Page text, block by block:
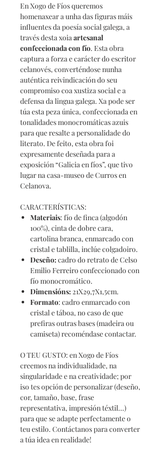
En Xogo de Fíos queremos
homenaxear a unha das figuras máis
influentes da poesía social galega, a
través desta xoiaartesanal
confeccionada con fío. Esta obra
captura a forza e carácter do escritor
celanovés, converténdose nunha
auténtica reivindicación do seu
compromiso coa xustiza social e a
defensa da lingua galega. Xa pode ser
túa esta peza única, confeccionada en
tonalidades monocromáticas azuis
para que resalte a personalidade do
literato. De feito, esta obra foi
expresamente deseñada para a
exposición “Galicia en fíos”, que tivo
lugar na casa-museo de Curros en
Celanova.
CARACTERÍSTICAS:
Materiais: fío de finca (algodón
100%), cinta de dobre cara,
cartolina branca, enmarcado con
cristal e tablilla, inclúe colgadoiro.
Deseño:cadro do retrato de Celso
Emilio Ferreiro confeccionado con
fío monocromático.
Dimensións: 21X29,7X1,5cm.
Formato: cadro enmarcado con
cristal e táboa, no caso de que
prefiras outras bases (madeira ou
camiseta) recoméndase contactar.
O TEU GUSTO: en Xogo de Fíos
creemos na individualidade, na
singularidade e na creatividade; por
iso tes opción de personalizar (deseño,
cor, tamaño, base, frase
representativa, impresión téxtil...)
para que se adapte perfectamente o
teu estilo. Contáctanos para converter
a túa idea en realidade!